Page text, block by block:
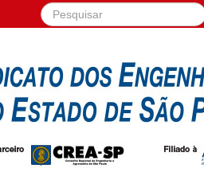
Pesquisar...